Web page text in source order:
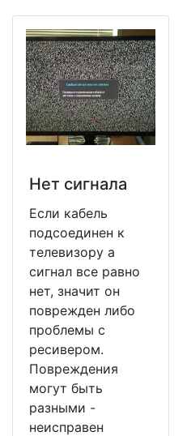
Нет сигнала
Если кабель
подсоединен к
телевизору а
сигнал все равно
нет, значит он
поврежден либо
проблемы с
ресивером.
Повреждения
могут быть
разными -
неисправен